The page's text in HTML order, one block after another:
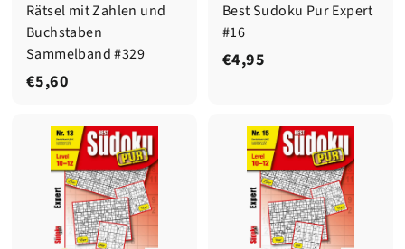
Rätsel mit Zahlen und
Buchstaben
Sammelband #329
€5,60
,
6
0
Best Sudoku Pur Expert
#16
€4,95
9
5